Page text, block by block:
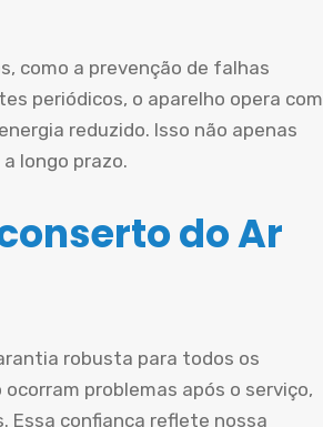
como a prevenção de falhas
periódicos, o aparelho opera com
reduzido. Isso não apenas
longo prazo.
do Ar
robusta para todos os
problemas após o serviço,
Essa confiança reflete nossa